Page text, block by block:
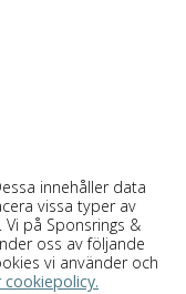
innehåller data
vissa typer av
på Sponsrings &
oss av följande
vi använder och